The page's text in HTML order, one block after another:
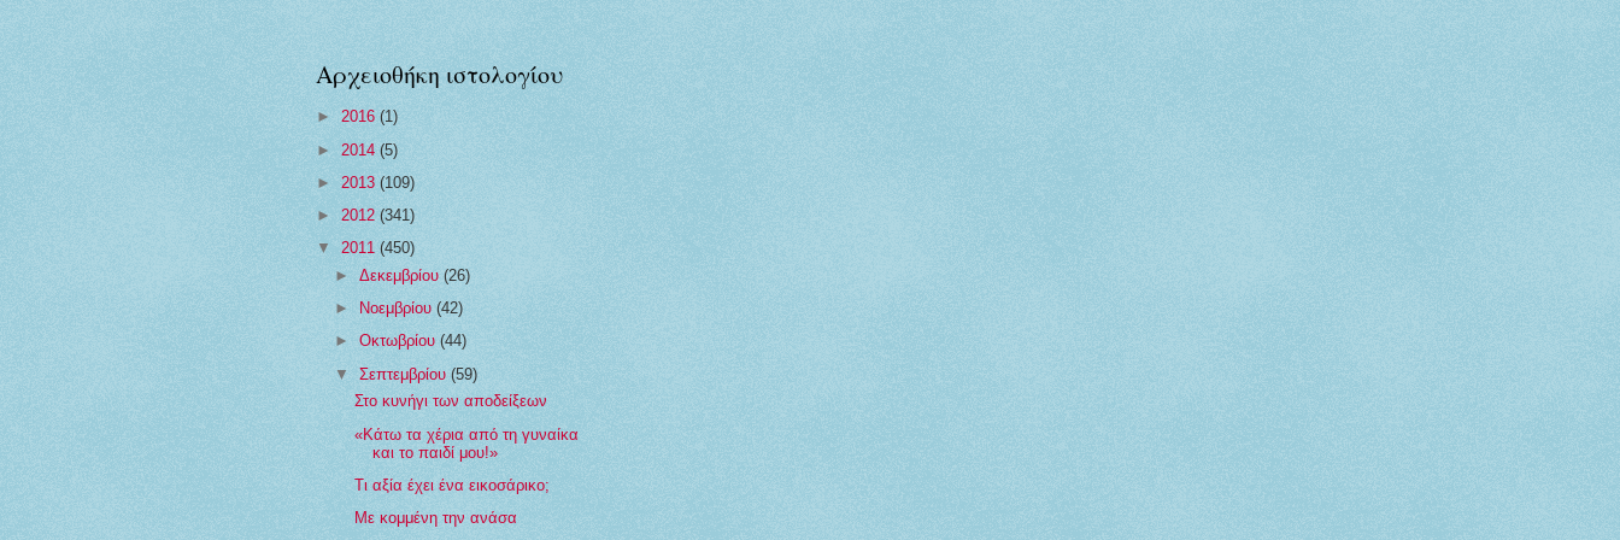
Αρχειοθήκη ιστολογίου
► 2016 (1)
► 2014 (5)
► 2013 (109)
► 2012 (341)
▼ 2011 (450)
►Δεκεμβρίου(26)
►
Νοεμβρίου(42)
►Οκτωβρίου(44)
▼Σεπτεμβρίου(59)
Στο κυνήγι των αποδείξεων
«Κάτω τα χέρια από τη γυναίκα
και το παιδί μου!»
Τι αξία έχει ένα εικοσάρικο;
Με κομμένη την ανάσα